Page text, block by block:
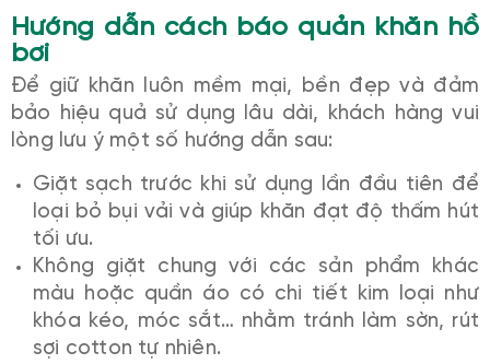
Hướng dẫn cách báo quản khăn hồ
bơi
Để giữ khăn luôn mềm mại, bền đẹp và đảm
bảo hiệu quả sử dụng lâu dài, khách hàng vui
lòng lưu ý một số hướng dẫn sau:
Giặt sạch trước khi sử dụng lần đầu tiên để
loại bỏ bụi vải và giúp khăn đạt độ thấm hút
tối ưu.
Không giặt chung với các sản phẩm khác
màu hoặc quần áo có chi tiết kim loại như
khóa kéo, móc sắt… nhằm tránh làm sờn, rút
sợi cotton tự nhiên.